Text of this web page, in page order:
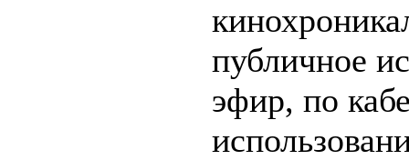
публичное
эфир, по